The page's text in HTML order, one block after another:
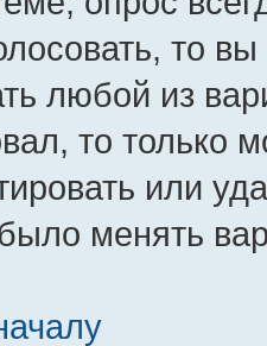
то
любой из
то только
или
менять